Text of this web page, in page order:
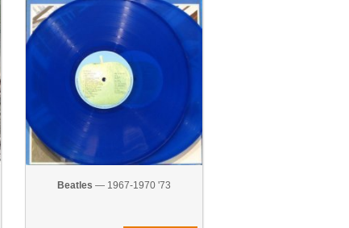
Beatles — 1967-1970 '73